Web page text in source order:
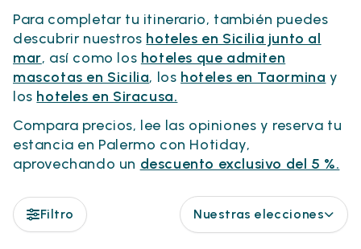
Para completar tu itinerario, también puedes
descubrir nuestros hoteles en Sicilia junto al
mar, así como los hoteles que admiten
mascotas en Sicilia, los hoteles en Taormina y
los hoteles en Siracusa.
Compara precios, lee las opiniones y reserva tu
estancia en Palermo con Hotiday,
aprovechando un descuento exclusivo del 5 %.
Filtro Nuestras elecciones